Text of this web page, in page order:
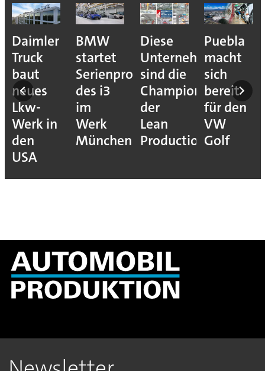
Daimler
Truck
baut
neues
Lkw-
Werk in
den
USA
BMW
startet
Serienproduktion
des i3
im
Werk
München
Diese
Unternehmen
sind die
Champions
der
Lean
Production
Puebla
macht
sich
bereit
für den
VW
Golf